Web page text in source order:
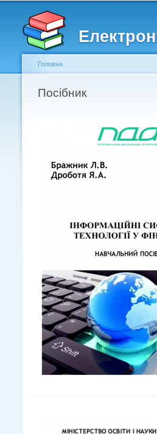
Головне меню
Другорядне меню
Ви є тут
Головна
Посібник